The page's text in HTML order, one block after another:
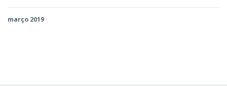
março 2019